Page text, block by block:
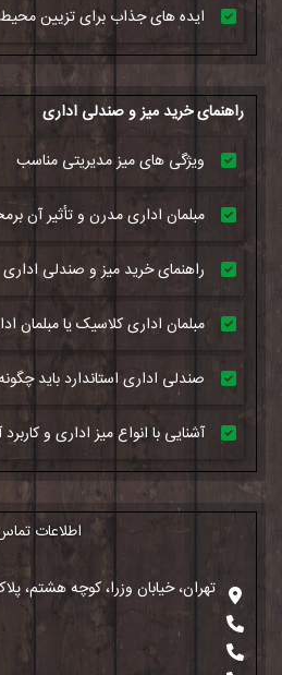
ایده های جذاب برای تزیین
راهنمای خرید میز و صندلی اداری
ویژگی های میز مدیریتی مناسب
مبلمان اداری مدرن و تأثیر آن
راهنمای خرید میز و صندلی اداری
مبلمان اداری کلاسیک یا مبلمان
صندلی اداری استاندارد باید
آشنایی با انواع میز اداری و
اطلاعات
تهران، خیابان وزرا، کوچه هشتم، پلاک